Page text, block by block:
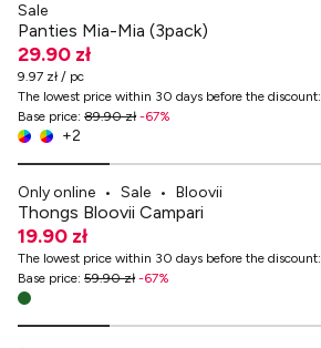
Sale
Panties Mia-Mia (3pack)
29.90 zł
9.97 zł / pc
The lowest price within 30 days before the discount:
Base price: 89.90 zł -67%
+2
-70% przy zakupach za min. 349 zł
Only online • Sale • Bloovii
Thongs Bloovii Campari
19.90 zł
The lowest price within 30 days before the discount:
Base price: 59.90 zł -67%